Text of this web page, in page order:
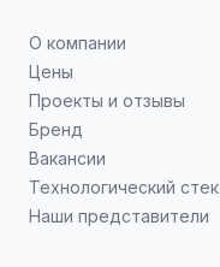
О компании
Цены
Проекты и отзывы
Бренд
Вакансии
Технологический стек
Наши представители